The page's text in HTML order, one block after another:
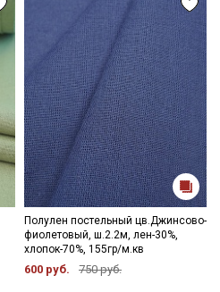
Полулен постельный цв.Джинсово-
фиолетовый, ш.2.2м, лен-30%,
хлопок-70%, 155гр/м.кв
600 руб. 750 руб.